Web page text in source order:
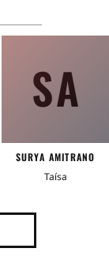
SA
SURYA AMITRANO
Taísa